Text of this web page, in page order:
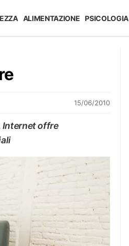
ALIMENTAZIONE PSICOLOGIA
15/06/2010
Internet offre